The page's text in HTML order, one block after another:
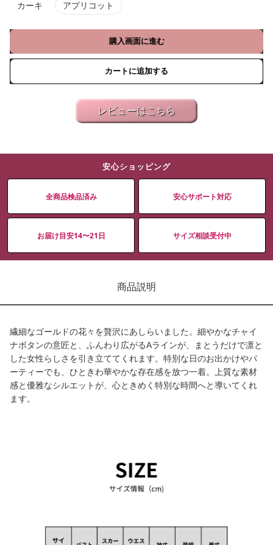
カーキ アプリコット
購入画面に進む
カートに追加する
レビューはこちら
安心ショッピング
全商品検品済み 安心サポート対応
お届け目安14〜21日 サイズ相談受付中
商品説明
繊細なゴールドの花々を贅沢にあしらいました。細やかなチャイ
ナボタンの意匠と、ふんわり広がるAラインが、まとうだけで凛と
した女性らしさを引き立ててくれます。特別な日のお出かけやパ
ーティーでも、ひときわ華やかな存在感を放つ一着。上質な素材
感と優雅なシルエットが、心ときめく特別な時間へと導いてくれ
ます。